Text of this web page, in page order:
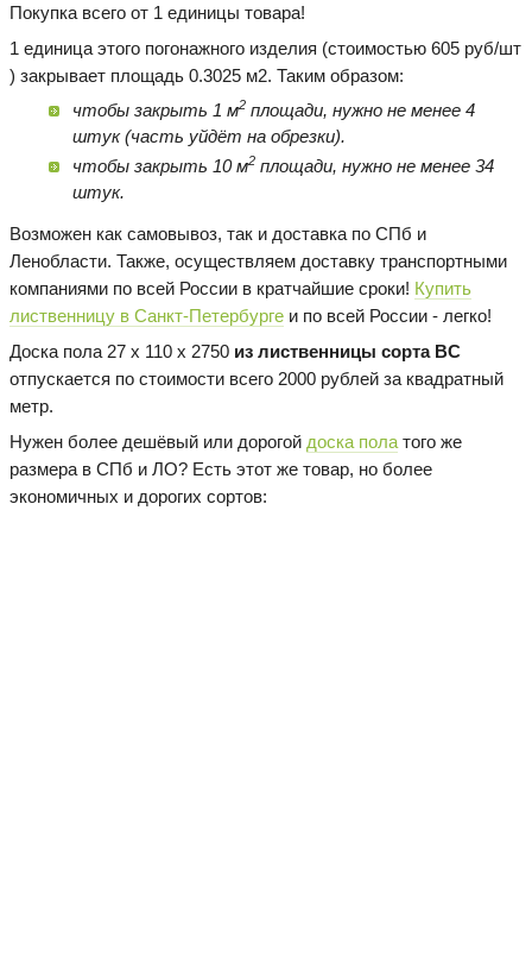
Покупка всего от 1 единицы товара!
1 единица этого погонажного изделия (стоимостью 605 руб/шт
) закрывает площадь 0.3025 м2. Таким образом:
чтобы закрыть 1 м2площади, нужно не менее 4
штук (часть уйдёт на обрезки).
чтобы закрыть 10 м2площади, нужно не менее 34
штук.
Возможен как самовывоз, так и доставка по СПб и
Ленобласти. Также, осуществляем доставку транспортными
компаниями по всей России в кратчайшие сроки! Купить
лиственницу в Санкт-Петербурге и по всей России - легко!
Доска пола 27 х 110 х 2750 из лиственницы сорта BC
отпускается по стоимости всего 2000 рублей за квадратный
метр.
Нужен более дешёвый или дорогой доска пола того же
размера в СПб и ЛО? Есть этот же товар, но более
экономичных и дорогих сортов: